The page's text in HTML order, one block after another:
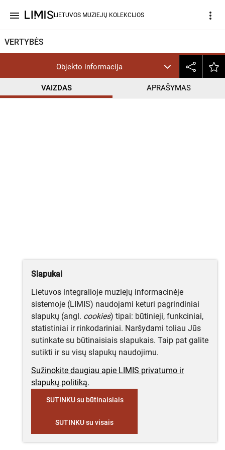
menu LIETUVOS MUZIEJŲ KOLEKCIJOS more_vert
VERTYBĖS
Objekto informacija
VAIZDAS APRAŠYMAS
Slapukai
Lietuvos integralioje muziejų informacinėje
sistemoje (LIMIS) naudojami keturi pagrindiniai
slapukų (angl. cookies) tipai: būtinieji, funkciniai,
statistiniai ir rinkodariniai. Naršydami toliau Jūs
sutinkate su būtinaisiais slapukais. Taip pat galite
sutikti ir su visų slapukų naudojimu.
Sužinokite daugiau apie LIMIS privatumo ir
slapukų politiką.
SUTINKU su būtinaisiais
SUTINKU su visais